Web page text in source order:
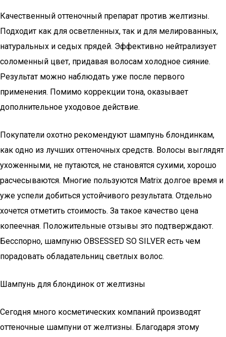
Качественный оттеночный препарат против желтизны.
Подходит как для осветленных, так и для мелированных,
натуральных и седых прядей. Эффективно нейтрализует
соломенный цвет, придавая волосам холодное сияние.
Результат можно наблюдать уже после первого
применения. Помимо коррекции тона, оказывает
дополнительное уходовое действие.
Покупатели охотно рекомендуют шампунь блондинкам,
как одно из лучших оттеночных средств. Волосы выглядят
ухоженными, не путаются, не становятся сухими, хорошо
расчесываются. Многие пользуются Matrix долгое время и
уже успели добиться устойчивого результата. Отдельно
хочется отметить стоимость. За такое качество цена
копеечная. Положительные отзывы это подтверждают.
Бесспорно, шампуню OBSESSED SO SILVER есть чем
порадовать обладательниц светлых волос.
Шампунь для блондинок от желтизны
Сегодня много косметических компаний производят
оттеночные шампуни от желтизны. Благодаря этому